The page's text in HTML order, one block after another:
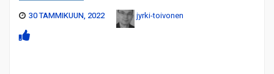
30 TAMMIKUUN, 2022
jyrki-toivonen